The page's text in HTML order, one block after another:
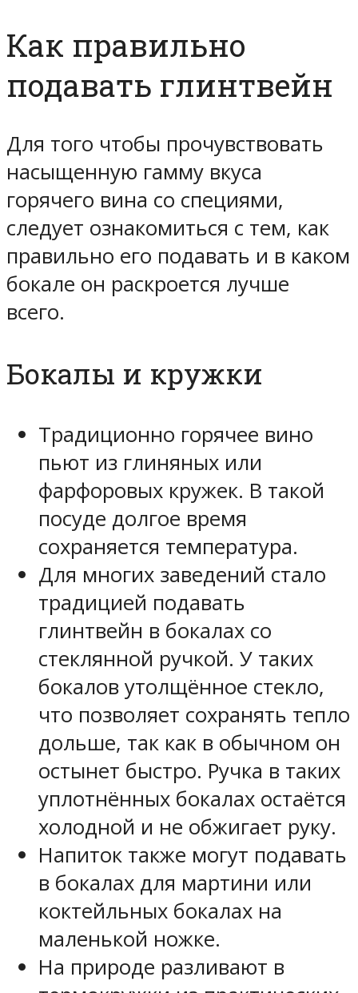
Как правильно
подавать глинтвейн
Для того чтобы прочувствовать
насыщенную гамму вкуса
горячего вина со специями,
следует ознакомиться с тем, как
правильно его подавать и в каком
бокале он раскроется лучше
всего.
Бокалы и кружки
Традиционно горячее вино
пьют из глиняных или
фарфоровых кружек. В такой
посуде долгое время
сохраняется температура.
Для многих заведений стало
традицией подавать
глинтвейн в бокалах со
стеклянной ручкой. У таких
бокалов утолщённое стекло,
что позволяет сохранять тепло
дольше, так как в обычном он
остынет быстро. Ручка в таких
уплотнённых бокалах остаётся
холодной и не обжигает руку.
Напиток также могут подавать
в бокалах для мартини или
коктейльных бокалах на
маленькой ножке.
На природе разливают в